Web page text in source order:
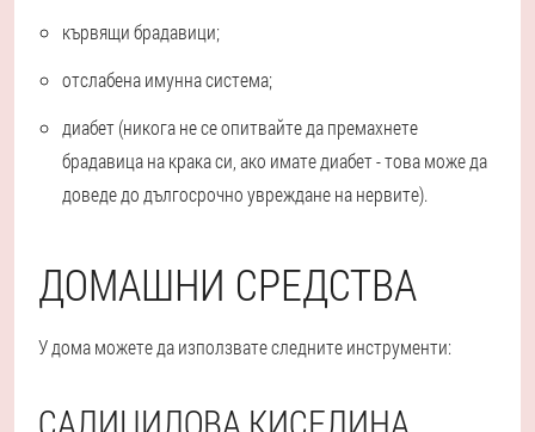
кървящи брадавици;
отслабена имунна система;
диабет (никога не се опитвайте да премахнете
брадавица на крака си, ако имате диабет - това може да
доведе до дългосрочно увреждане на нервите).
ДОМАШНИ СРЕДСТВА
У дома можете да използвате следните инструменти: